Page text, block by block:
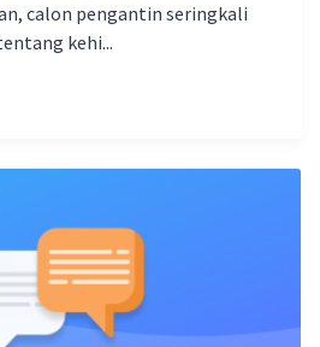
calon pengantin seringkali
kehi...